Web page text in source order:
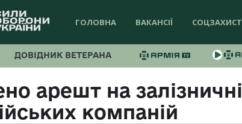
ГОЛОВНА ВАКАНСІЇ СОЦЗАХИСТ
ДОВІДНИК ВЕТЕРАНА
арешт на залізничні
компаній